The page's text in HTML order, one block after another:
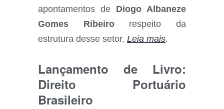
apontamentos de Diogo Albaneze
Gomes Ribeirorespeito da
estrutura desse setor. Leia mais.
Lançamento de Livro:
Direito Portuário
Brasileiro